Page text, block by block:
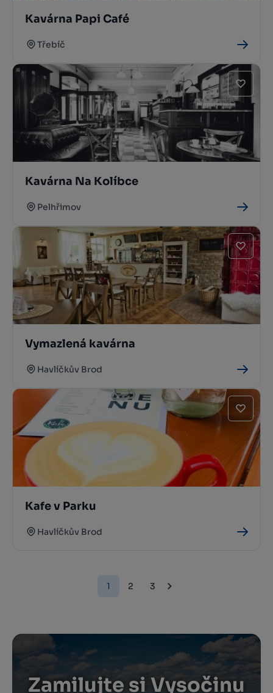
Kavárna Papi Café
Třebíč
Kavárna Na Kolíbce
Pelhřimov
Vymazlená kavárna
Havlíčkův Brod
Kafe v Parku
Havlíčkův Brod
1 2 3
Zamilujte si Vysočinu